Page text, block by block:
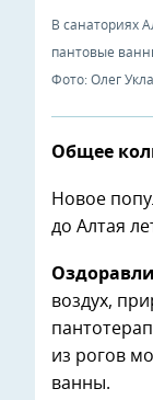
В санаториях
пантовые
Фото: Олег
Общее
Новое
до Алтая
воздух,
из рогов
ванны.